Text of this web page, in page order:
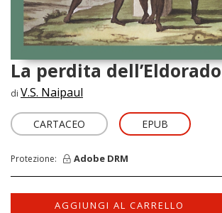
La perdita dell’Eldorado
di V.S. Naipaul
CARTACEO EPUB
Protezione: Adobe DRM
AGGIUNGI AL CARRELLO